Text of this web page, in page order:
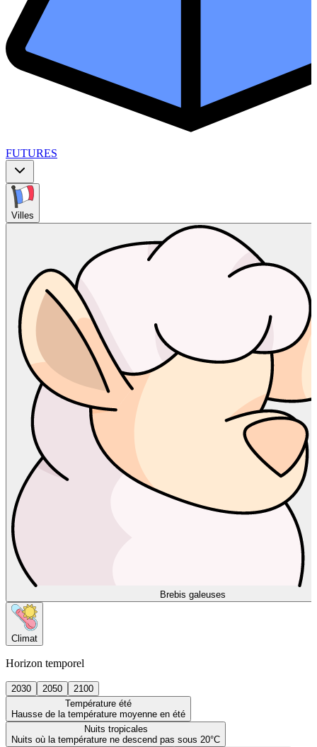
FUTURES
Villes
Brebis galeuses
Climat
Horizon temporel
2030 2050
2100
Température été
Hausse de la température moyenne en été
Nuits tropicales
Nuits où la température ne descend pas sous 20°C